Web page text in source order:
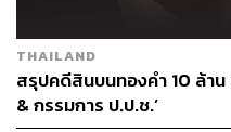
THAILAND
สรุปคดีสินบนทองคำ 10 ล้าน
& กรรมการ ป.ป.ช.’